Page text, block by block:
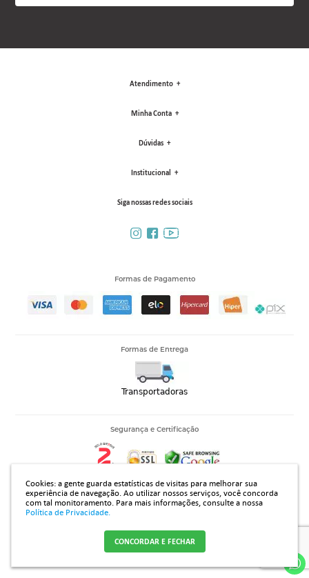
Cookies: a gente guarda estatísticas de visitas para melhorar sua
experiência de navegação. Ao utilizar nossos serviços, você concorda
com tal monitoramento. Para mais informações, consulte a nossa
Política de Privacidade.
CONCORDAR E FECHAR
Atendimento
Minha Conta
Dúvidas
Institucional
Siga nossas redes sociais
Formas de Pagamento
Formas de Entrega
Segurança e Certificação
14.313.394/0001-42 |Rua João Rodrigues Gomes 2735, Jardim Regissol - Mirassol - SP - CEP 15133310